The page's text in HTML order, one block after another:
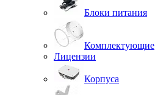
Блоки питания
Комплектующие
Лицензии
Корпуса